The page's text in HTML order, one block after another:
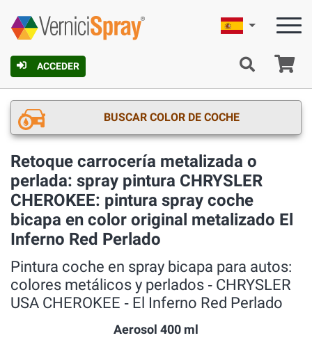
ACCEDER
Español
BUSCAR COLOR DE COCHE
Retoque carrocería metalizada o
perlada: spray pintura CHRYSLER
CHEROKEE: pintura spray coche
bicapa en color original metalizado El
Inferno Red Perlado
Pintura coche en spray bicapa para autos:
colores metálicos y perlados ‐ CHRYSLER
USA CHEROKEE ‐ El Inferno Red Perlado
Aerosol 400 ml